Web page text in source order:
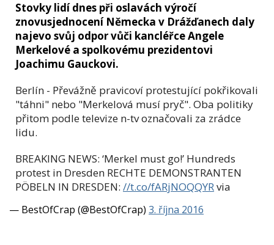
Stovky lidí dnes při oslavách výročí
znovusjednocení Německa v Drážďanech daly
najevo svůj odpor vůči kancléřce Angele
Merkelové a spolkovému prezidentovi
Joachimu Gauckovi.
Berlín - Převážně pravicoví protestující pokřikovali
"táhni" nebo "Merkelová musí pryč". Oba politiky
přitom podle televize n-tv označovali za zrádce
lidu.
BREAKING NEWS: ‘Merkel must go!’ Hundreds
protest in Dresden RECHTE DEMONSTRANTEN
PÖBELN IN DRESDEN: //t.co/fARjNOQQYRvia
— BestOfCrap (@BestOfCrap) 3. října 2016